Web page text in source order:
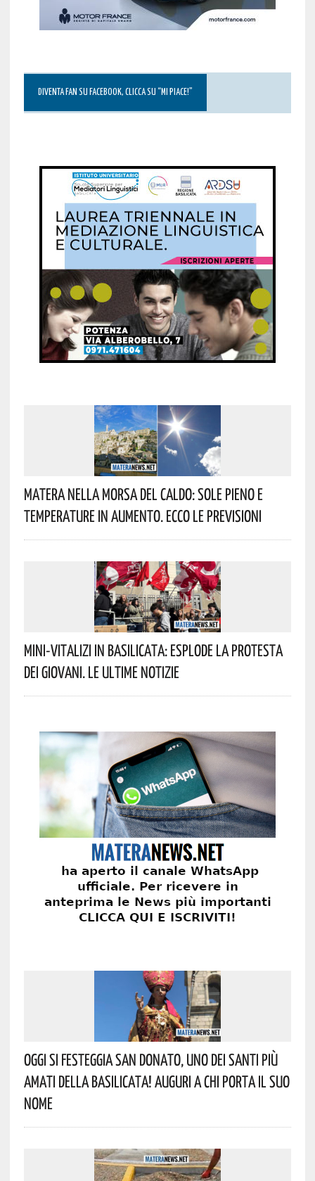
DIVENTA FAN SU FACEBOOK, CLICCA SU “MI PIACE!”
Matera Nella Morsa Del Caldo: Sole Pieno E
Temperature In Aumento. Ecco Le Previsioni
Mini-Vitalizi In Basilicata: Esplode La Protesta
Dei Giovani. Le Ultime Notizie
Oggi Si Festeggia San Donato, Uno Dei Santi Più
Amati Della Basilicata! Auguri A Chi Porta Il Suo
Nome